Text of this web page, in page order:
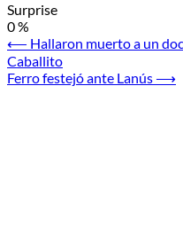
Surprise
0%
Navegación
de
⟵ Hallaron muerto a un
Caballito
Ferro festejó ante Lanús ⟶